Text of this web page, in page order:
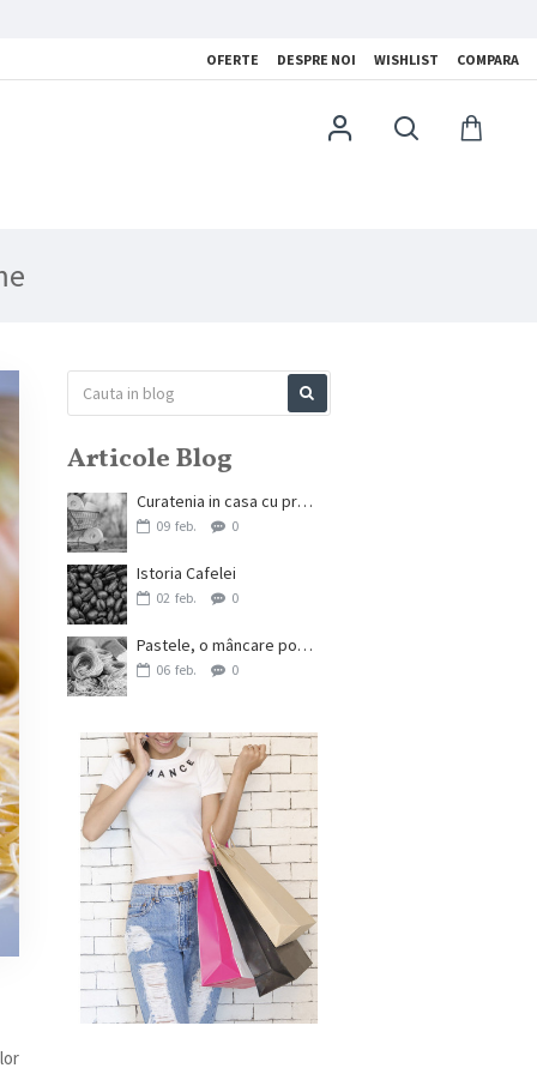
OFERTE DESPRE NOI WISHLIST COMPARA
Articole Blog
Curatenia in casa cu produse de calitate
09 feb. 0
Istoria Cafelei
02 feb. 0
Pastele, o mâncare populară în întreaga lume
06 feb. 0